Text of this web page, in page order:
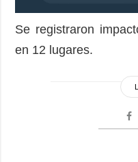
Se registraron
en 12 lugares.